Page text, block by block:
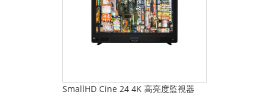
SmallHD Cine 24 4K 高亮度監視器